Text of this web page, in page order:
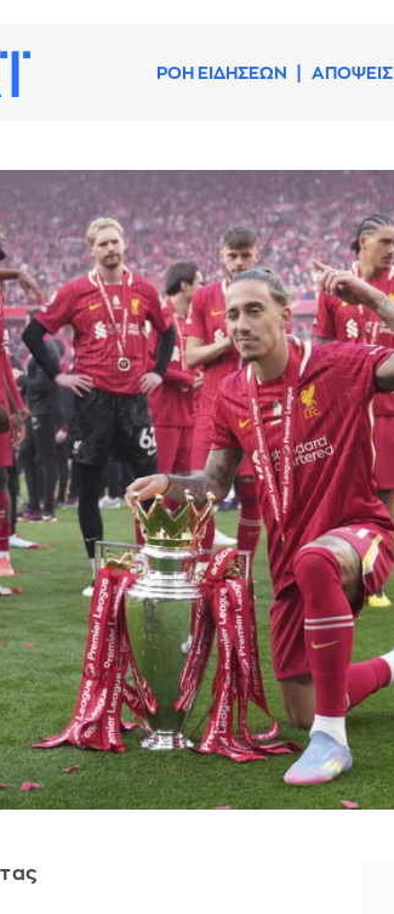
ΡΟΗ ΕΙΔΗΣΕΩΝ ΑΠΟΨΕΙΣ